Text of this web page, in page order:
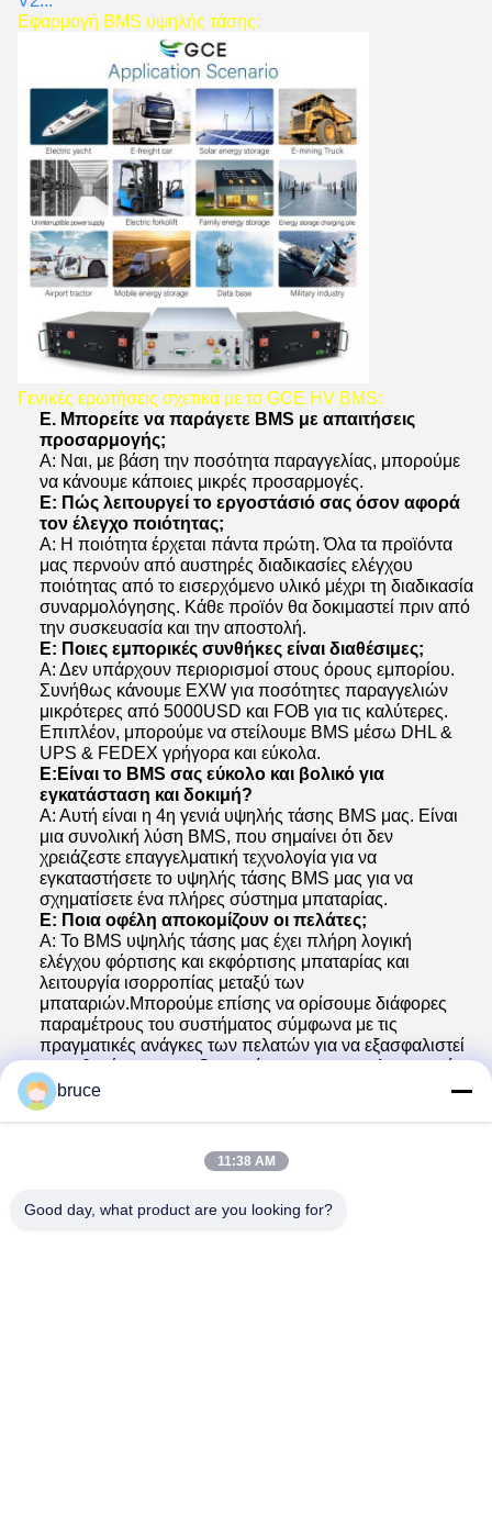
Εφαρμογή BMS υψηλής τάσης:
Γενικές ερωτήσεις σχετικά με το GCE HV BMS:
Ε. Μπορείτε να παράγετε BMS με απαιτήσεις
προσαρμογής;
Α: Ναι, με βάση την ποσότητα παραγγελίας, μπορούμε
να κάνουμε κάποιες μικρές προσαρμογές.
Ε: Πώς λειτουργεί το εργοστάσιό σας όσον αφορά
τον έλεγχο ποιότητας;
Α: Η ποιότητα έρχεται πάντα πρώτη. Όλα τα προϊόντα
μας περνούν από αυστηρές διαδικασίες ελέγχου
ποιότητας από το εισερχόμενο υλικό μέχρι τη διαδικασία
συναρμολόγησης. Κάθε προϊόν θα δοκιμαστεί πριν από
την συσκευασία και την αποστολή.
Ε: Ποιες εμπορικές συνθήκες είναι διαθέσιμες;
Α: Δεν υπάρχουν περιορισμοί στους όρους εμπορίου.
Συνήθως κάνουμε EXW για ποσότητες παραγγελιών
μικρότερες από 5000USD και FOB για τις καλύτερες.
Επιπλέον, μπορούμε να στείλουμε BMS μέσω DHL &
UPS & FEDEX γρήγορα και εύκολα.
Ε:Είναι το BMS σας εύκολο και βολικό για
εγκατάσταση και δοκιμή?
Α: Αυτή είναι η 4η γενιά υψηλής τάσης BMS μας. Είναι
μια συνολική λύση BMS, που σημαίνει ότι δεν
χρειάζεστε επαγγελματική τεχνολογία για να
εγκαταστήσετε το υψηλής τάσης BMS μας για να
σχηματίσετε ένα πλήρες σύστημα μπαταρίας.
Ε: Ποια οφέλη αποκομίζουν οι πελάτες;
Α: Το BMS υψηλής τάσης μας έχει πλήρη λογική
ελέγχου φόρτισης και εκφόρτισης μπαταρίας και
λειτουργία ισορροπίας μεταξύ των
μπαταριών.Μπορούμε επίσης να ορίσουμε διάφορες
παραμέτρους του συστήματος σύμφωνα με τις
πραγματικές ανάγκες των πελατών για να εξασφαλιστεί
η σταθερότητα, την αξιοπιστία και την αποτελεσματική
λειτουργία του συστήματος.
Tags:
192V Ενσωματωμένο BMS
bruce
11:38 AM
Good day, what product are you looking for?